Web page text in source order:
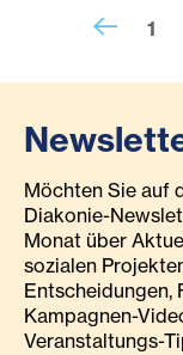
1
Möchten Sie auf
Diakonie-
Monat über
sozialen
Entscheidungen,
Kampagnen-
Veranstaltungs-